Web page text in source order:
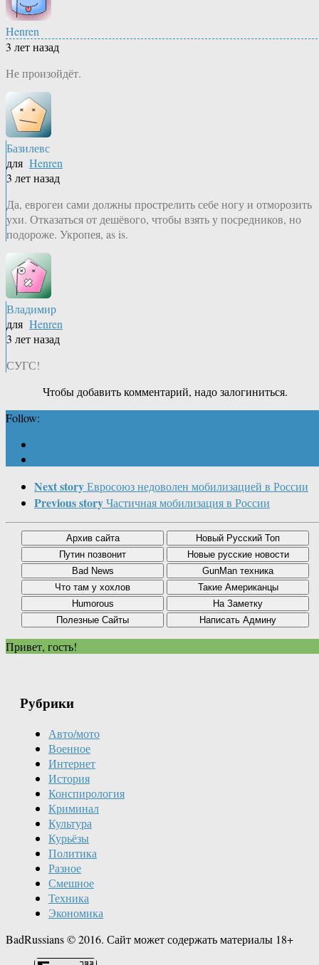
Henren
3 лет назад
Не произойдёт.
Базилевс
для Henren
3 лет назад
Да, еврогеи сами должны прострелить себе ногу и отморозить
ухи. Отказаться от дешёвого, чтобы взять у посредников, но
подороже. Укропея, as is.
Владимир
для Henren
3 лет назад
СУГС!
Чтобы добавить комментарий, надо залогиниться.
Follow:
Next storyЕвросоюз недоволен мобилизацией в России
Previous storyЧастичная мобилизация в России
Привет, гость!
Рубрики
Авто/мото
Военное
Интернет
История
Конспирология
Криминал
Культура
Курьёзы
Политика
Разное
Смешное
Техника
Экономика
BadRussians © 2016. Сайт может содержать материалы 18+